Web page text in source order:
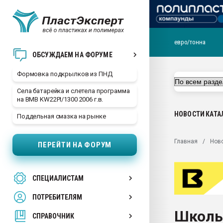
ОБСУЖДАЕМ НА ФОРУМЕ
Формовка подкрылков из ПНД
Села батарейка и слетела программа
на BMB KW22PI/1300 2006 г.в.
Поддельная смазка на рынке
ПЕРЕЙТИ НА ФОРУМ
СПЕЦИАЛИСТАМ
ПОТРЕБИТЕЛЯМ
СПРАВОЧНИК
29.07.2026 ФРП помог
Вакуум-формовочные
28.07.2026
первый план в
пластмасс
ситуацией на
евро/тонна
НОВОСТИ
Главная